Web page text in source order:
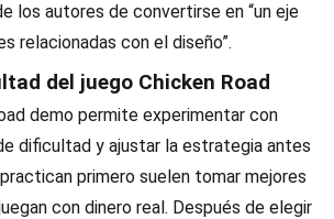
los autores de convertirse en “un eje
relacionadas con el diseño”.
del juego Chicken Road
demo permite experimentar con
dificultad y ajustar la estrategia antes
primero suelen tomar mejores
con dinero real. Después de elegir